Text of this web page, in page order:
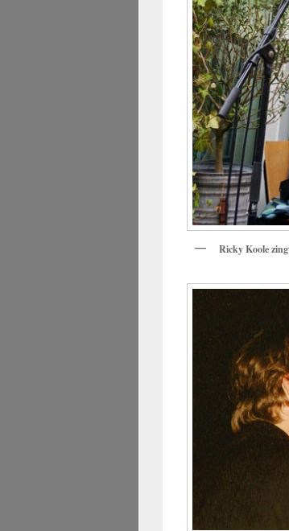
Ricky Koole